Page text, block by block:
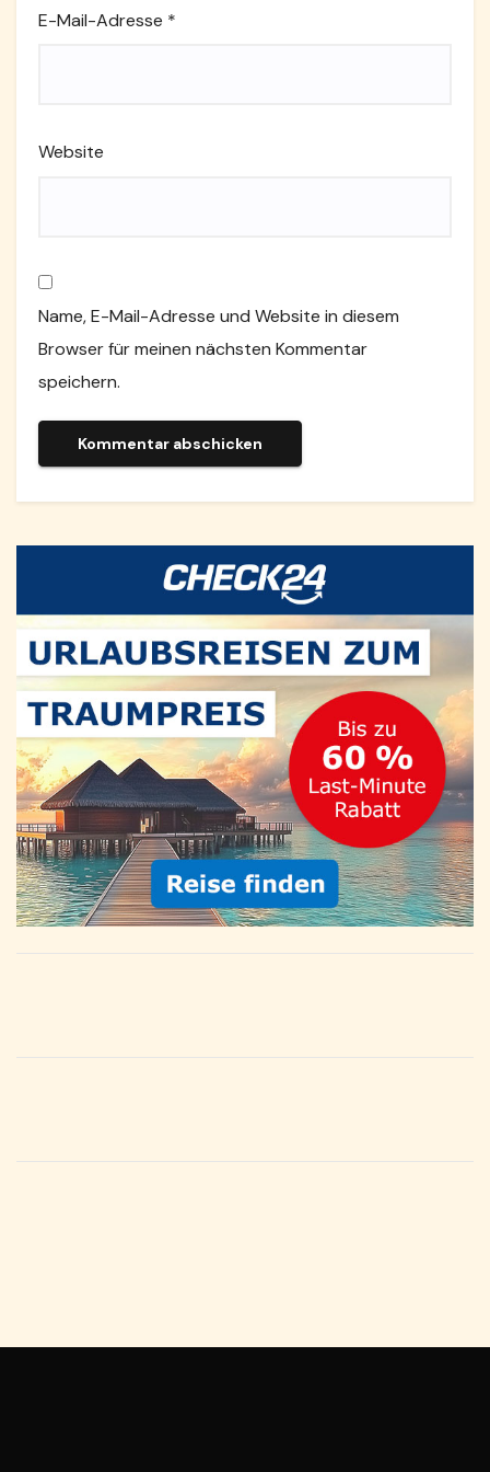
E-Mail-Adresse *
Website
Name, E-Mail-Adresse und Website in diesem
Browser für meinen nächsten Kommentar
speichern.